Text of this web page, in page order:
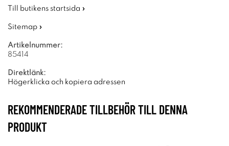
Till butikens startsida »
Sitemap »
Artikelnummer:
85414
Direktlänk:
Högerklicka och kopiera adressen
REKOMMENDERADE TILLBEHÖR TILL DENNA
PRODUKT